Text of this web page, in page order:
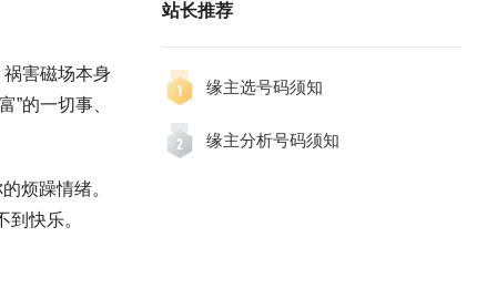
祸害磁场本身
”的一切事、
烦躁情绪。
快乐。
站长推荐
缘主选号码须知
缘主分析号码须知